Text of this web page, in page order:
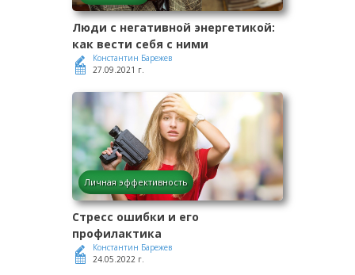
Люди с негативной энергетикой:
как вести себя с ними
Константин Барежев
27.09.2021 г.
Личная эффективность
Стресс ошибки и его
профилактика
Константин Барежев
24.05.2022 г.